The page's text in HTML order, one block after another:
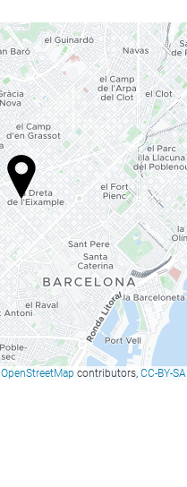
OpenStreetMap contributors, CC-BY-SA